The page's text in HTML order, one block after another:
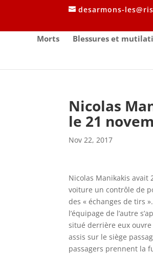
desarmons-
Morts Blessures et
Nicolas
le 21
Nov 22, 2017
Nicolas Manikakis avait
voiture un contrôle de
des « échanges de tirs
l’équipage de l’autre
situé derrière eux
assis sur le siège
passagers prennent la